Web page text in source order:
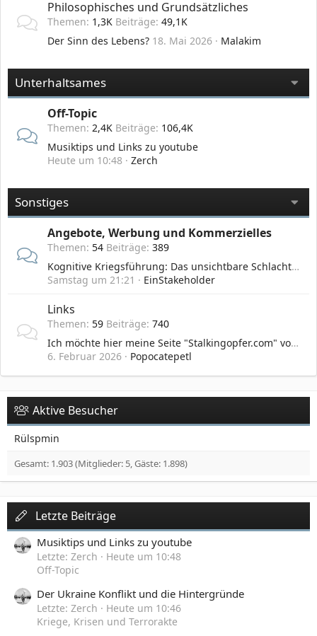
Philosophisches und Grundsätzliches
Themen 1,3K Beiträge 49,1K
Der Sinn des Lebens? 18. Mai 2026 Malakim
Unterhaltsames
Off-Topic
Themen 2,4K Beiträge 106,4K
Musiktips und Links zu youtube
Heute um 10:48
Zerch
Sonstiges
Angebote, Werbung und Kommerzielles
Themen 54 Beiträge 389
Kognitive Kriegsführung: Das unsichtbare Schlachtfeld des 21. Jahrhunderts
Samstag um 21:21
EinStakeholder
Links
Themen 59 Beiträge 740
Ich möchte hier meine Seite "Stalkingopfer.com" vorstellen
6. Februar 2026
Popocatepetl
Aktive Besucher
Rülspmin
Gesamt: 1.903 (Mitglieder: 5, Gäste: 1.898)
Letzte Beiträge
Musiktips und Links zu youtube
Letzte: Zerch
Heute um 10:48
Off-Topic
Der Ukraine Konflikt und die Hintergründe
Letzte: Zerch
Heute um 10:46
Kriege, Krisen und Terrorakte